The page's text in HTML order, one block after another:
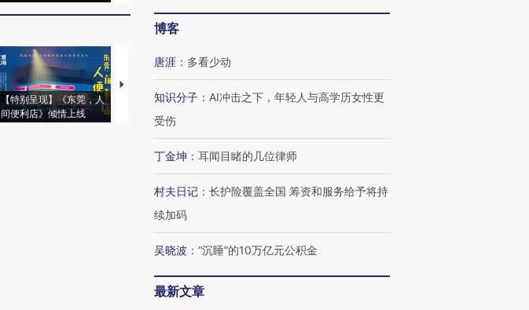
【特别呈现】《东莞，人
间便利店》倾情上线
【推广】走进第四届链博
会，让数智科技“链”接产
【特别呈现】寻找100种
CFO：不靠规模取胜，华
博客
唐涯 ： 多看少动
知识分子 ： AI冲击之下，年轻人与高学历女性更
受伤
丁金坤 ： 耳闻目睹的几位律师
村夫日记 ： 长护险覆盖全国 筹资和服务给予将持
续加码
吴晓波 ： “沉睡”的10万亿元公积金
最新文章